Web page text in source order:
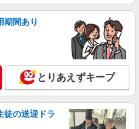
トバンクショップの携帯販売ス
円 〜 322,000円 試用期間あり 6
上 ※経験・能力による 【試用
円 〜 322000 円
ク佐倉臼井店 千葉県 佐倉市 王子
詳細を見る
間あり
とりあえずキープ
徒の送迎ドラ